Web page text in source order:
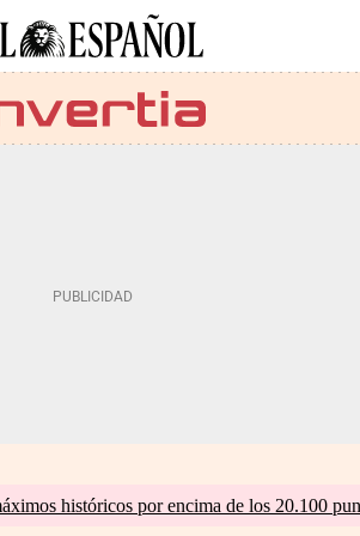
históricos por encima de los 20.100